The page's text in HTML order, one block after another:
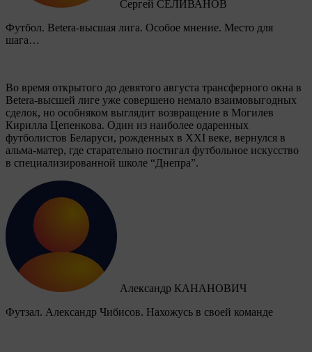
Сергей СЕЛИВАНОВ
Футбол. Betera-высшая лига. Особое мнение. Место для
шага…
Во время открытого до девятого августа трансферного окна в
Betera-высшей лиге уже совершено немало взаимовыгодных
сделок, но особняком выглядит возвращение в Могилев
Кирилла Цепенкова. Один из наиболее одаренных
футболистов Беларуси, рожденных в XXI веке, вернулся в
альма-матер, где старательно постигал футбольное искусство
в специализированной школе “Днепра”.
Александр КАНАНОВИЧ
Футзал. Александр Чибисов. Нахожусь в своей команде